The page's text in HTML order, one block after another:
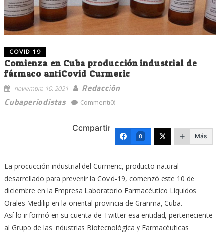
COVID-19
Comienza en Cuba producción industrial de
fármaco antiCovid Curmeric
noviembre 10, 2021
Redacción
Cubaperiodistas
Comment(0)
Compartir
0 Más
La producción industrial del Curmeric, producto natural
desarrollado para prevenir la Covid-19, comenzó este 10 de
diciembre en la Empresa Laboratorio Farmacéutico Líquidos
Orales Medilip en la oriental provincia de Granma, Cuba.
Así lo informó en su cuenta de Twitter esa entidad, perteneciente
al Grupo de las Industrias Biotecnológica y Farmacéuticas